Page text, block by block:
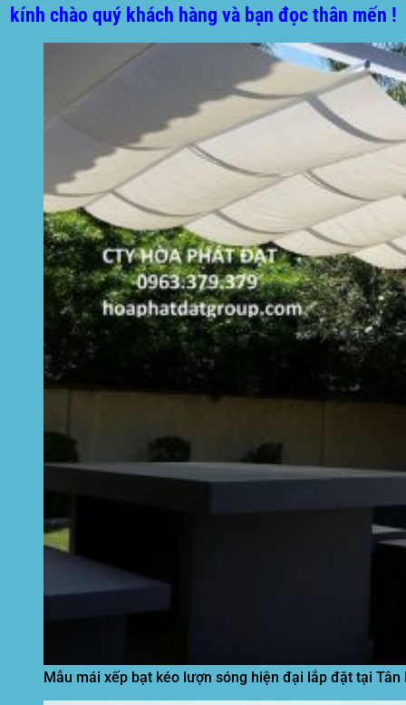
kính chào quý khách hàng và bạn đọc thân mến !
Mẫu mái xếp bạt kéo lượn sóng hiện đại lắp đặt tại Tân